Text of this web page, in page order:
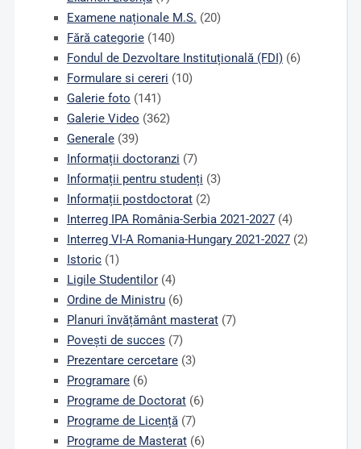
Examene naționale M.S. (20)
Fără categorie(140)
Fondul de Dezvoltare Instituțională (FDI)(6)
Formulare si cereri (10)
Galerie foto (141)
Galerie Video (362)
Generale(39)
Informații doctoranzi (7)
Informații pentru studenți (3)
Informații postdoctorat(2)
Interreg IPA România-Serbia 2021-2027(4)
Interreg VI-A Romania-Hungary 2021-2027(2)
Istoric(1)
Ligile Studentilor(4)
Ordine de Ministru(6)
Planuri învățământ masterat(7)
Povești de succes (7)
Prezentare cercetare(3)
Programare(6)
Programe de Doctorat(6)
Programe de Licență(7)
Programe de Masterat(6)